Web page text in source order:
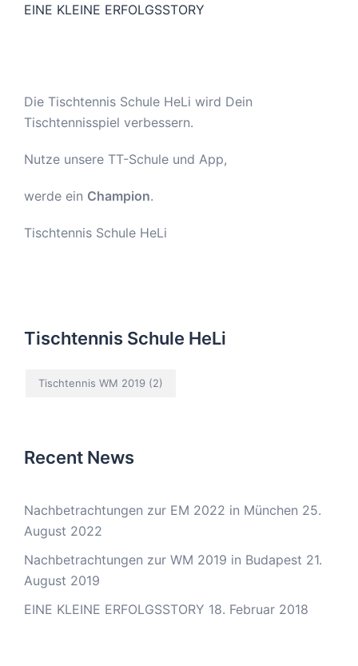
EINE KLEINE ERFOLGSSTORY
Die Tischtennis Schule HeLi wird Dein
Tischtennisspiel verbessern.
Nutze unsere TT-Schule und App,
werde ein Champion.
Tischtennis Schule HeLi
Tischtennis Schule HeLi
Tischtennis WM 2019 (2)
Recent News
Nachbetrachtungen zur EM 2022 in München 25.
August 2022
Nachbetrachtungen zur WM 2019 in Budapest 21.
August 2019
EINE KLEINE ERFOLGSSTORY 18. Februar 2018